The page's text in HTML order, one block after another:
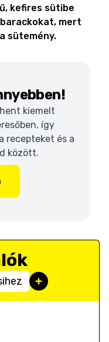
kefires sütibe
mert
sütemény.
kiemelt
így
recepteket és a
között.